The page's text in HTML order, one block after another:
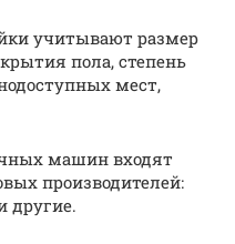
учитывают размер
пола, степень
мест,
машин входят
производителей:
другие.